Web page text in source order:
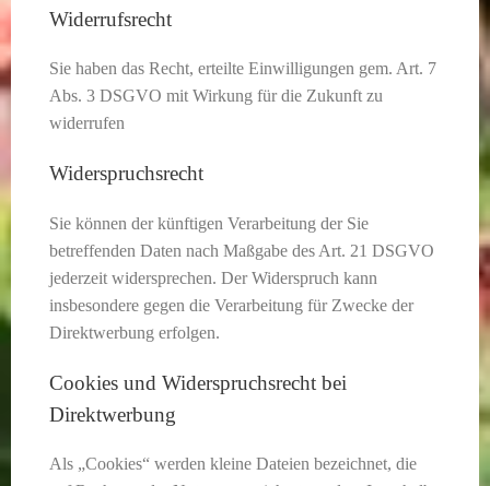
Widerrufsrecht
Sie haben das Recht, erteilte Einwilligungen gem. Art. 7
Abs. 3 DSGVO mit Wirkung für die Zukunft zu
widerrufen
Widerspruchsrecht
Sie können der künftigen Verarbeitung der Sie
betreffenden Daten nach Maßgabe des Art. 21 DSGVO
jederzeit widersprechen. Der Widerspruch kann
insbesondere gegen die Verarbeitung für Zwecke der
Direktwerbung erfolgen.
Cookies und Widerspruchsrecht bei
Direktwerbung
Als „Cookies“ werden kleine Dateien bezeichnet, die